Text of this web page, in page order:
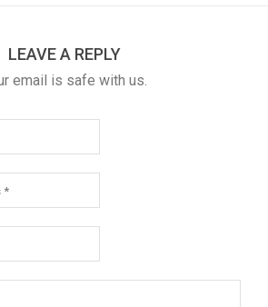
LEAVE A REPLY
email is safe with us.